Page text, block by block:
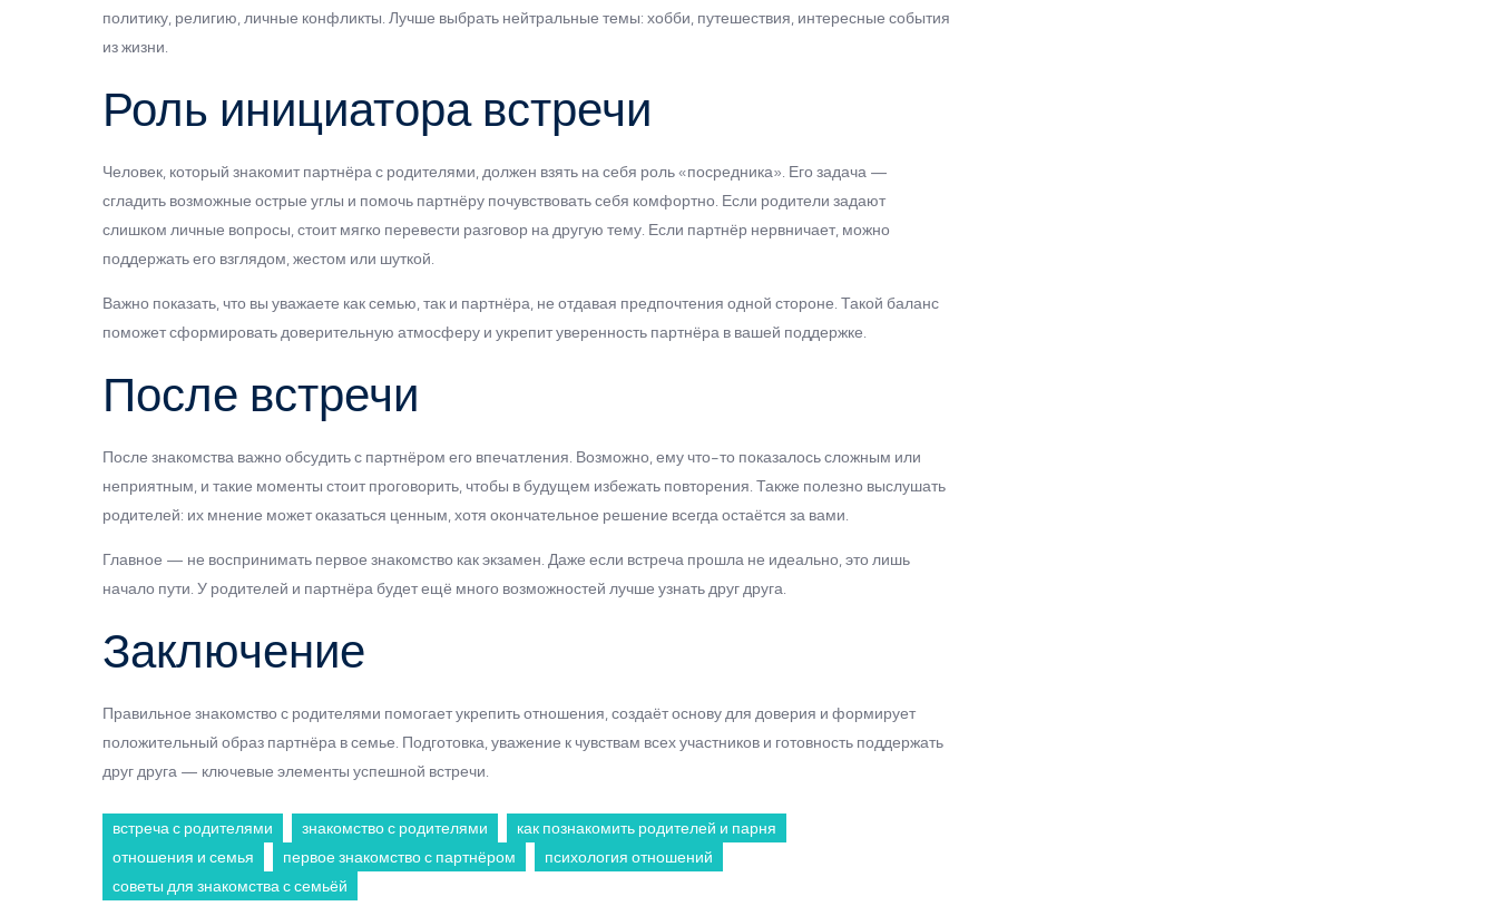
политику, религию, личные конфликты. Лучше выбрать нейтральные темы: хобби, путешествия, интересные события
из жизни.
Роль инициатора встречи
Человек, который знакомит партнёра с родителями, должен взять на себя роль «посредника». Его задача —
сгладить возможные острые углы и помочь партнёру почувствовать себя комфортно. Если родители задают
слишком личные вопросы, стоит мягко перевести разговор на другую тему. Если партнёр нервничает, можно
поддержать его взглядом, жестом или шуткой.
Важно показать, что вы уважаете как семью, так и партнёра, не отдавая предпочтения одной стороне. Такой баланс
поможет сформировать доверительную атмосферу и укрепит уверенность партнёра в вашей поддержке.
После встречи
После знакомства важно обсудить с партнёром его впечатления. Возможно, ему что-то показалось сложным или
неприятным, и такие моменты стоит проговорить, чтобы в будущем избежать повторения. Также полезно выслушать
родителей: их мнение может оказаться ценным, хотя окончательное решение всегда остаётся за вами.
Главное — не воспринимать первое знакомство как экзамен. Даже если встреча прошла не идеально, это лишь
начало пути. У родителей и партнёра будет ещё много возможностей лучше узнать друг друга.
Заключение
Правильное знакомство с родителями помогает укрепить отношения, создаёт основу для доверия и формирует
положительный образ партнёра в семье. Подготовка, уважение к чувствам всех участников и готовность поддержать
друг друга — ключевые элементы успешной встречи.
встреча с родителями знакомство с родителями
как познакомить родителей и парня
отношения и семья
первое знакомство с партнёром
психология отношений
советы для знакомства с семьёй